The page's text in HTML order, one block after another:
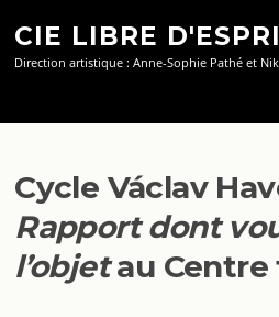
contenu
CIE LIBRE
Direction artistique : Anne-Sophie Pathé et
Cycle Václav
Rapport dont
l’objetau Centre